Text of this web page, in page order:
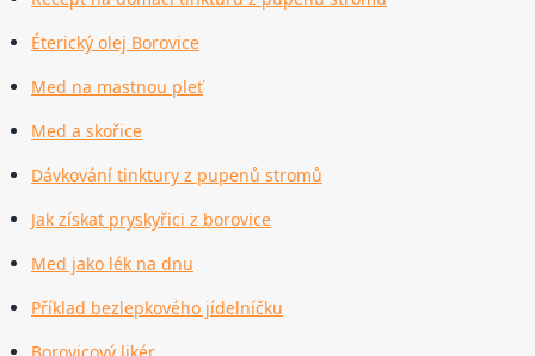
Éterický olej Borovice
Med na mastnou pleť
Med a skořice
Dávkování tinktury z pupenů stromů
Jak získat pryskyřici z borovice
Med jako lék na dnu
Příklad bezlepkového jídelníčku